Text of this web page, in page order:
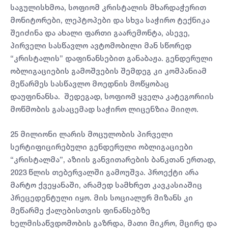
საგულისხმოა, სოფიომ კრისტალის მხარდაჭერით
მონიტორები, ლეპტოპები და სხვა საჭირო ტექნიკა
შეიძინა და ახალი ფართი გაარემონტა, ასევე,
პირველი სასწავლო ავტომობილი მან სწორედ
“კრისტალის” დაფინანსებით განაბაჟა. გენდერული
ობლიგაციების გამოშვების შემდეგ კი კომპანიამ
მეწარმეს სასწავლო მოედნის მოწყობაც
დაუფინანსა. შედეგად, სოფიომ ყველა კატეგორიის
მოწმობის გასაცემად საჭირო ლიცენზია მიიღო.
25 მილიონი ლარის მოცულობის პირველი
სერტიფიცირებული გენდერული ობლიგაციები
“კრისტალმა”, აზიის განვითარების ბანკთან ერთად,
2023 წლის თებერვალში გამოუშვა. პროექტი არა
მარტო ქვეყანაში, არამედ სამხრეთ კავკასიაშიც
პრეცედენტული იყო. მის სოციალურ მიზანს კი
მეწარმე ქალებისთვის ფინანსებზე
ხელმისაწვდომობის გაზრდა, მათი მიკრო, მცირე და